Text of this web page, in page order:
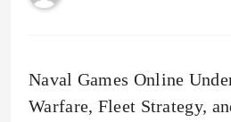
Naval Games Online
Warfare, Fleet Strategy,